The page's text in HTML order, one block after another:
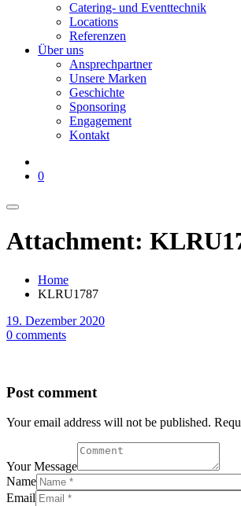
Catering- und Eventtechnik
Locations
Referenzen
Über uns
Ansprechpartner
Unsere Marken
Geschichte
Sponsoring
Engagement
Kontakt
0
Attachment:
Home
KLRU1787
19. Dezember 2020
0 comments
Post comment
Your email address will not be published.
Your Message
Name
Email